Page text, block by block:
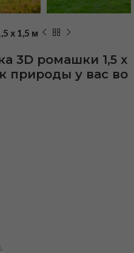
х 1,5 м
3D ромашки 1,5 х
природы у вас во